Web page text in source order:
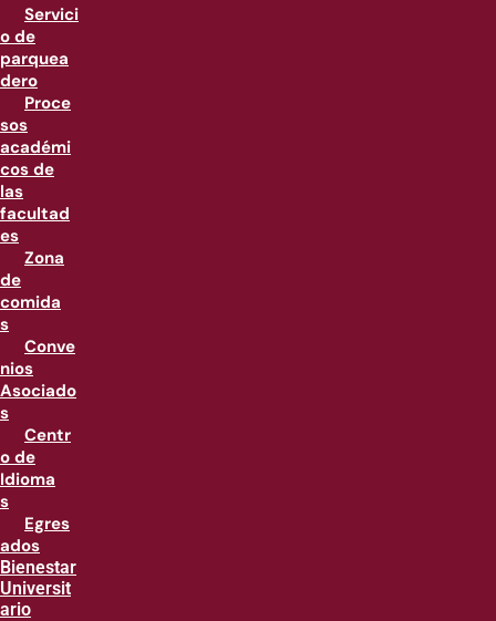
Servici
o de
parquea
dero
Proce
sos
académi
cos de
las
facultad
es
Zona
de
comida
s
Conve
nios
Asociado
s
Centr
o de
Idioma
s
Egres
ados
Bienestar
Universit
ario